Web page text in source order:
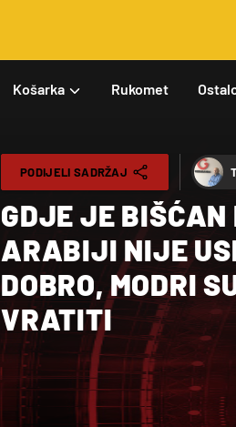
Košarka Rukomet
PODIJELI SADRŽAJ
GDJE JE
ARABIJI NIJE
DOBRO, MODRI
VRATITI